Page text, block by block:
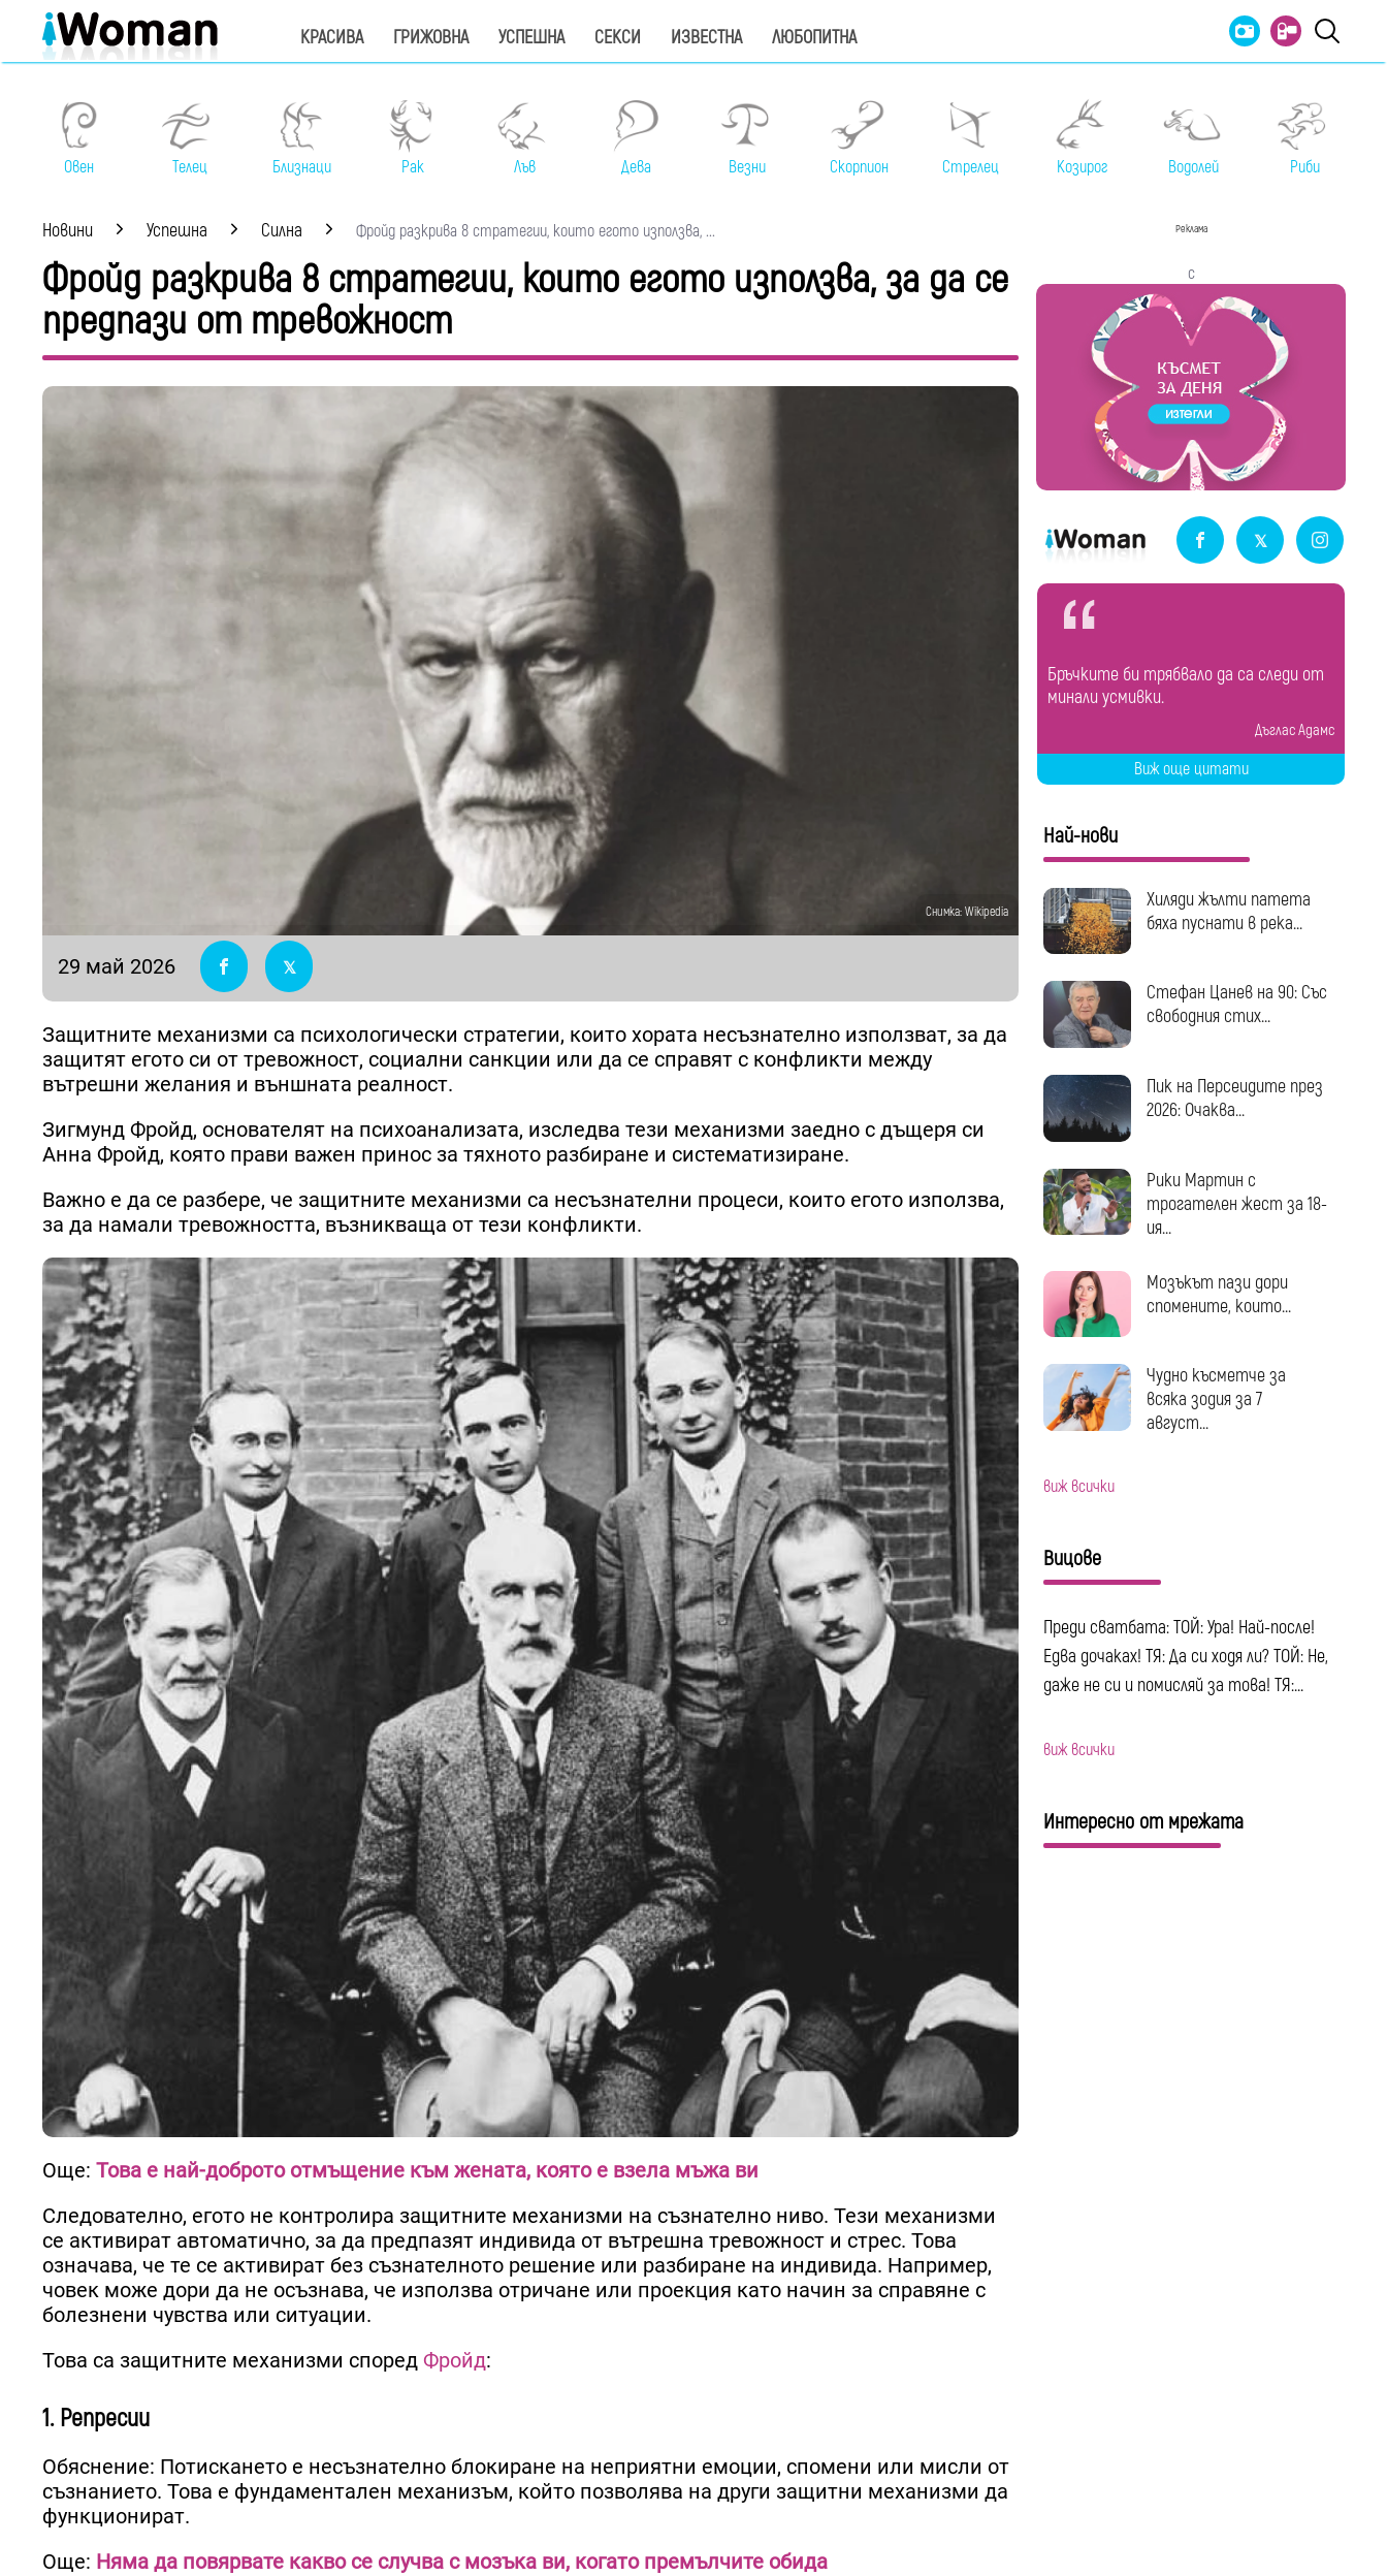
КРАСИВА ГРИЖОВНА УСПЕШНА СЕКСИ ИЗВЕСТНА ЛЮБОПИТНА
Овен Телец Близнаци Рак Лъв Дева Везни Скорпион Стрелец Козирог Водолей Риби
Новини Успешна Силна Фройд разкрива 8 стратегии, които егото използва, ...
Фройд разкрива 8 стратегии, които егото използва, за да се
предпази от тревожност
Снимка: Wikipedia
29 май 2026
Защитните механизми са психологически стратегии, които хората несъзнателно използват, за да
защитят егото си от тревожност, социални санкции или да се справят с конфликти между
вътрешни желания и външната реалност.
Зигмунд Фройд, основателят на психоанализата, изследва тези механизми заедно с дъщеря си
Анна Фройд, която прави важен принос за тяхното разбиране и систематизиране.
Важно е да се разбере, че защитните механизми са несъзнателни процеси, които егото използва,
за да намали тревожността, възникваща от тези конфликти.
Още: Това е най-доброто отмъщение към жената, която е взела мъжа ви
Следователно, егото не контролира защитните механизми на съзнателно ниво. Тези механизми
се активират автоматично, за да предпазят индивида от вътрешна тревожност и стрес. Това
означава, че те се активират без съзнателното решение или разбиране на индивида. Например,
човек може дори да не осъзнава, че използва отричане или проекция като начин за справяне с
болезнени чувства или ситуации.
Това са защитните механизми според Фройд:
1. Репресии
Обяснение: Потискането е несъзнателно блокиране на неприятни емоции, спомени или мисли от
съзнанието. Това е фундаментален механизъм, който позволява на други защитни механизми да
функционират.
Още: Няма да повярвате какво се случва с мозъка ви, когато премълчите обида
Реклама
с
Бръчките би трябвало да са следи от
минали усмивки.
Дъглас Адамс
Виж още цитати
Най-нови
Хиляди жълти патета
бяха пуснати в река...
Стефан Цанев на 90: Със
свободния стих...
Пик на Персеидите през
2026: Очаква...
Рики Мартин с
трогателен жест за 18-
ия...
Мозъкът пази дори
спомените, които...
Чудно късметче за
всяка зодия за 7
август...
виж всички
Вицове
Преди сватбата: ТОЙ: Ура! Най-после!
Едва дочаках! ТЯ: Да си ходя ли? ТОЙ: Не,
даже не си и помисляй за това! ТЯ:...
виж всички
Интересно от мрежата